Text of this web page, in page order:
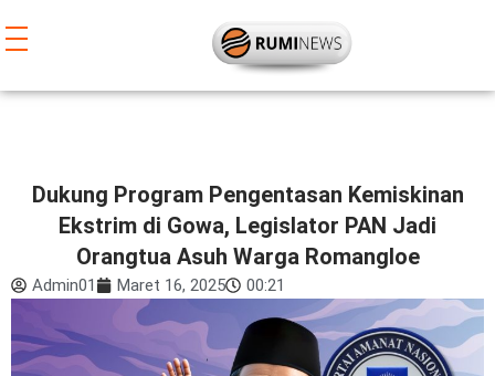
ke
Dukung Program Pengentasan Kemiskinan
Ekstrim di Gowa, Legislator PAN Jadi
Orangtua Asuh Warga Romangloe
Admin01 Maret 16, 2025 00:21